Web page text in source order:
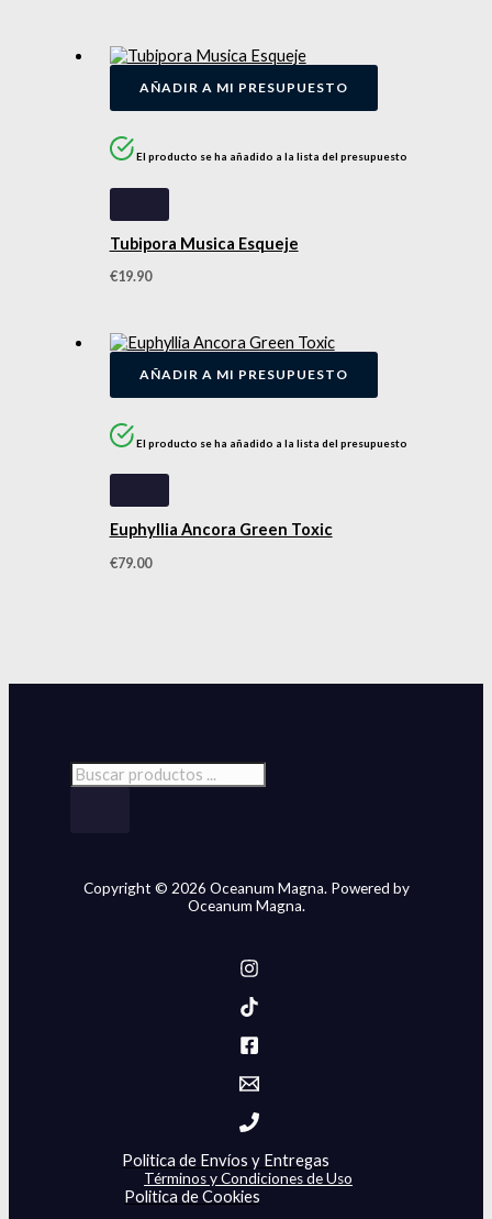
AÑADIR A MI PRESUPUESTO
El producto se ha añadido a la lista del presupuesto
Tubipora Musica Esqueje
€19.90
AÑADIR A MI PRESUPUESTO
El producto se ha añadido a la lista del presupuesto
Euphyllia Ancora Green Toxic
€79.00
Copyright © 2026 Oceanum Magna. Powered by
Oceanum Magna.
Politica de Envíos y Entregas
Términos y Condiciones de Uso
Politica de Cookies